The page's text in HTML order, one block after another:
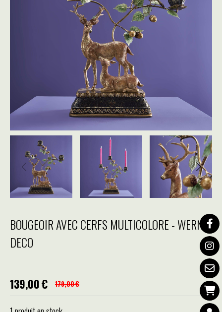
BOUGEOIR AVEC CERFS MULTICOLORE - WERNS
DECO
139,00€ 179,00€